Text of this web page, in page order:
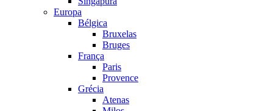
Europa
Bélgica
Bruxelas
Bruges
França
Paris
Provence
Grécia
Atenas